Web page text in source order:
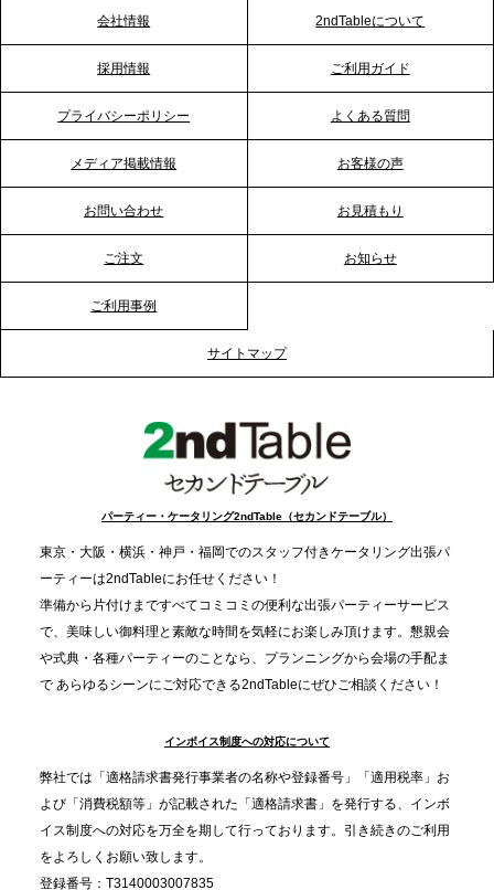
RKB毎日放送「RKB NEWS」で、2ndTable「恵方
巻きケータリング」が紹介されました
2026.1.20
ーションを活性化
2025.12.12
事提供を実施へ
TBS「Nスタ」で、2ndTable「1DISH」が紹介され
2025.11.21
プレスリリースのご案内｜忘年会は“移動時間ゼロ
分”の時代へ。法人注文が前年比5倍に伸びた「宅配
オードブル」が提案する、新しい乾杯文化
プレスリリースのご案内｜職場で完結する“忘年会・
納会ケータリング”が人気。幹事負担を軽減し、社内
コミュニケーションを促進
会社情報 2ndTableについて
採用情報 ご利用ガイド
プライバシーポリシー よくある質問
メディア掲載情報 お客様の声
お問い合わせ お見積もり
ご注文 お知らせ
ご利用事例
サイトマップ
パーティー・ケータリング2ndTable（セカンドテーブル）
東京・大阪・横浜・神戸・福岡でのスタッフ付きケータリング出張パ
ーティーは2ndTableにお任せください！
準備から片付けまですべてコミコミの便利な出張パーティーサービス
で、美味しい御料理と素敵な時間を気軽にお楽しみ頂けます。懇親会
や式典・各種パーティーのことなら、プランニングから会場の手配ま
で あらゆるシーンにご対応できる2ndTableにぜひご相談ください！
インボイス制度への対応について
弊社では「適格請求書発行事業者の名称や登録番号」「適用税率」お
よび「消費税額等」が記載された「適格請求書」を発行する、インボ
イス制度への対応を万全を期して行っております。引き続きのご利用
をよろしくお願い致します。
登録番号：T3140003007835